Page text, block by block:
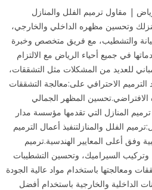
والمنازل 0551033861ترميم منازل بالرياض | مقاول ترميم الفلل والمنازل
منزلك وتحسين مظهره الداخلي والخارجي،
والتشطيب، مع فريق متخصص وخبرة
في جميع أحياء الرياض مع الالتزام
للعديد من المشكلات مثل التشققات،
الاحترافي على:معالجة التشققات
الافتراضي.تحسين المظهر الجمالي
المنازل التي تقدمها مؤسسة مدار
الفلل والمنازلتنفيذ أعمال الترميم
وفق أعلى المعايير الهندسية.ترميم
وتركيب السيراميك، وتحسين التشطيبات
ومعالجتها باستخدام مواد عالية الجودة
الداخلية والخارجية باستخدام أفضل